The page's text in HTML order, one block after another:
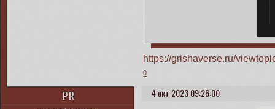
https://grishaverse.ru/
0
4 окт 2023 09:26:00
PR